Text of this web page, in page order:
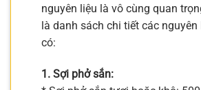
nguyên liệu là vô cùng quan
là danh sách chi tiết các nguyên
có:
1. Sợi phở sắn: